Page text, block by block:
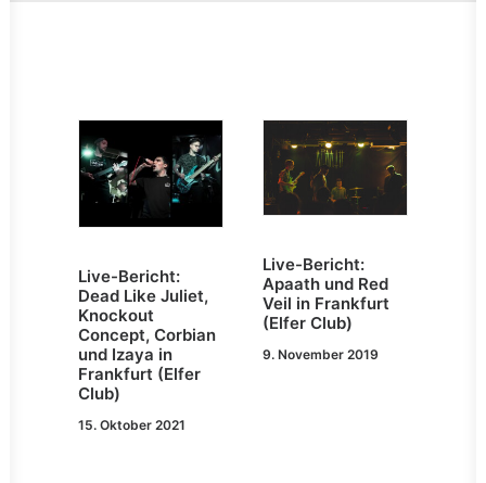
Live-Bericht:
Dead Like Juliet,
Knockout
Concept, Corbian
und Izaya in
Frankfurt (Elfer
Club)
15. Oktober 2021
Live-Bericht:
Apaath und Red
Veil in Frankfurt
(Elfer Club)
9. November 2019